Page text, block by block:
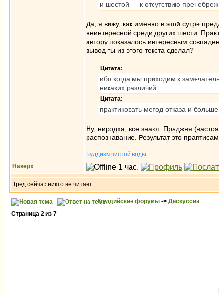
и шестой — к отсутствию
Да, я вижу, как именно в этой сутре
неинтересной среди других шести.
автору показалось интересным
вывод ты из этого текста сделал?
Цитата:
ибо когда мы приходим к
никаких различий.
Цитата:
практиковать метод отказа и
Ну, ниродха, все знают. Праджня
распознавание. Результат это
Буддизм чистой воды
Наверх
Тред сейчас никто не читает.
Буддийские форумы -> Дискуссии
Страница 2 из 7